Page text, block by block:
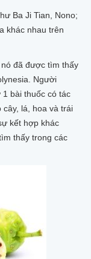
Ba Ji Tian, Nono;
khác nhau trên
đã được tìm thấy
Người
1 bài thuốc có tác
cây, lá, hoa và trái
kết hợp khác
thấy trong các